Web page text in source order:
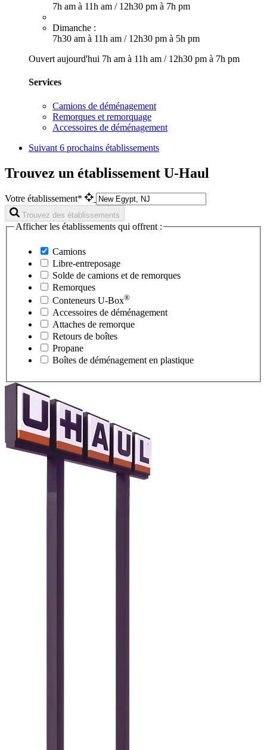
7h am à 11h am / 12h30 pm à 7h pm
Dimanche :
7h30 am à 11h am / 12h30 pm à 5h pm
Ouvert aujourd'hui 7h am à 11h am / 12h30 pm à 7h pm
Services
Camions de déménagement
Remorques et remorquage
Accessoires de déménagement
Suivant 6 prochains établissements
Trouvez un établissement U-Haul
Votre établissement*
Trouvez des établissements
Afficher les établissements qui offrent :
Camions
Libre-entreposage
Solde de camions et de remorques
Remorques
Conteneurs U-Box®
Accessoires de déménagement
Attaches de remorque
Retours de boîtes
Propane
Boîtes de déménagement en plastique